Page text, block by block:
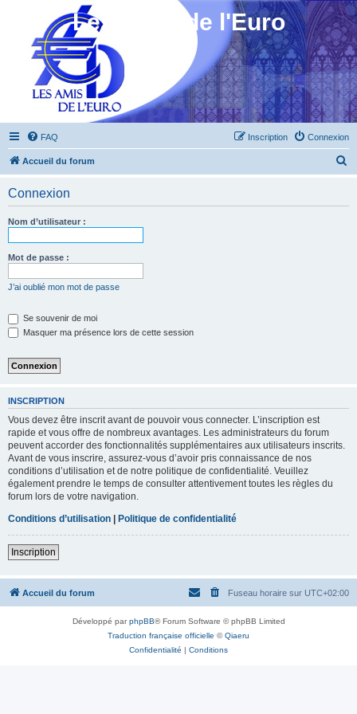
Les Amis de l'Euro
FAQ Connexion
Inscription
Accueil du forum
Connexion
Nom d’utilisateur :
Mot de passe :
J’ai oublié mon mot de passe
Se souvenir de moi
Masquer ma présence lors de cette session
INSCRIPTION
Vous devez être inscrit avant de pouvoir vous connecter. L’inscription est
rapide et vous offre de nombreux avantages. Les administrateurs du forum
peuvent accorder des fonctionnalités supplémentaires aux utilisateurs inscrits.
Avant de vous inscrire, assurez-vous d’avoir pris connaissance de nos
conditions d’utilisation et de notre politique de confidentialité. Veuillez
également prendre le temps de consulter attentivement toutes les règles du
forum lors de votre navigation.
Conditions d’utilisation | Politique de confidentialité
Inscription
Accueil du forum Fuseau horaire sur UTC+02:00
Développé parphpBB® Forum Software © phpBB Limited
Traduction française officielle ©Qiaeru
Confidentialité | Conditions